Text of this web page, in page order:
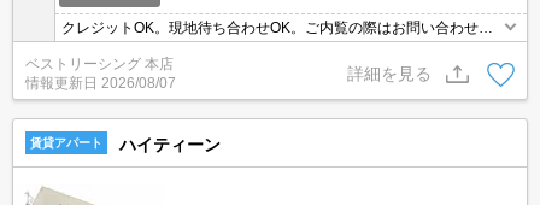
クレジットOK。現地待ち合わせOK。ご内覧の際はお問い合わせく
ださい。
ベストリーシング 本店
情報更新日 2026/08/07
詳細を見る
賃貸アパート ハイティーン